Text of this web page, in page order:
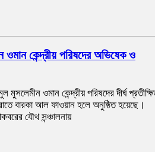
কেন্দ্রীয় পরিষদের অভিষেক ও
মুসলেমীন ওমান কেন্দ্রীয় পরিষদের দীর্ঘ
বারকা আল ফাওয়ান হলে অনুষ্ঠিত হয়েছে।
যৌথ সন্ঞ্চালনায়